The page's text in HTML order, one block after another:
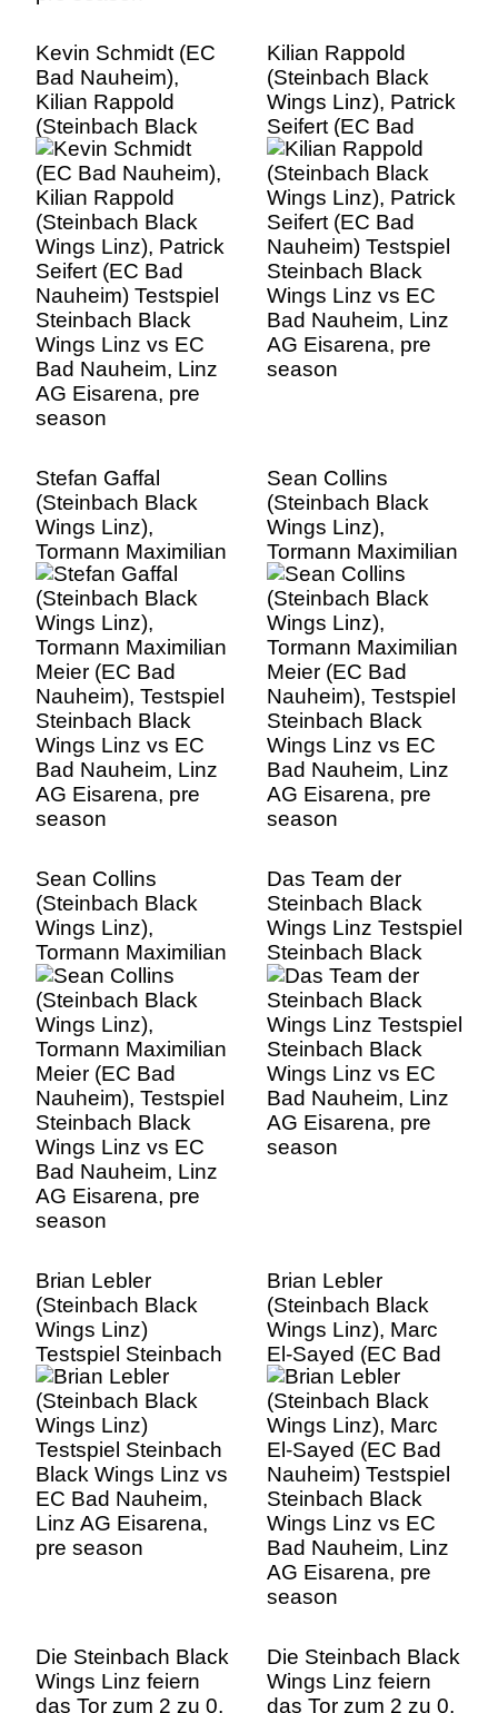
Kevin Schmidt (EC
Bad Nauheim),
Kilian Rappold
(Steinbach Black
Wings Linz), Patrick
Seifert (EC Bad
Nauheim) Testspiel
Steinbach Black
Wings Linz vs EC
Bad Nauheim, Linz
AG Eisarena, pre
season
Kilian Rappold
(Steinbach Black
Wings Linz), Patrick
Seifert (EC Bad
Nauheim) Testspiel
Steinbach Black
Wings Linz vs EC
Bad Nauheim, Linz
AG Eisarena, pre
season
Stefan Gaffal
(Steinbach Black
Wings Linz),
Tormann Maximilian
Meier (EC Bad
Nauheim), Testspiel
Steinbach Black
Wings Linz vs EC
Bad Nauheim, Linz
AG Eisarena, pre
season
Sean Collins
(Steinbach Black
Wings Linz),
Tormann Maximilian
Meier (EC Bad
Nauheim), Testspiel
Steinbach Black
Wings Linz vs EC
Bad Nauheim, Linz
AG Eisarena, pre
season
Sean Collins
(Steinbach Black
Wings Linz),
Tormann Maximilian
Meier (EC Bad
Nauheim), Testspiel
Steinbach Black
Wings Linz vs EC
Bad Nauheim, Linz
AG Eisarena, pre
season
Das Team der
Steinbach Black
Wings Linz Testspiel
Steinbach Black
Wings Linz vs EC
Bad Nauheim, Linz
AG Eisarena, pre
season
Brian Lebler
(Steinbach Black
Wings Linz)
Testspiel Steinbach
Black Wings Linz vs
EC Bad Nauheim,
Linz AG Eisarena,
pre season
Brian Lebler
(Steinbach Black
Wings Linz), Marc
El-Sayed (EC Bad
Nauheim) Testspiel
Steinbach Black
Wings Linz vs EC
Bad Nauheim, Linz
AG Eisarena, pre
season
Die Steinbach Black
Wings Linz feiern
das Tor zum 2 zu 0,
Die Steinbach Black
Wings Linz feiern
das Tor zum 2 zu 0,